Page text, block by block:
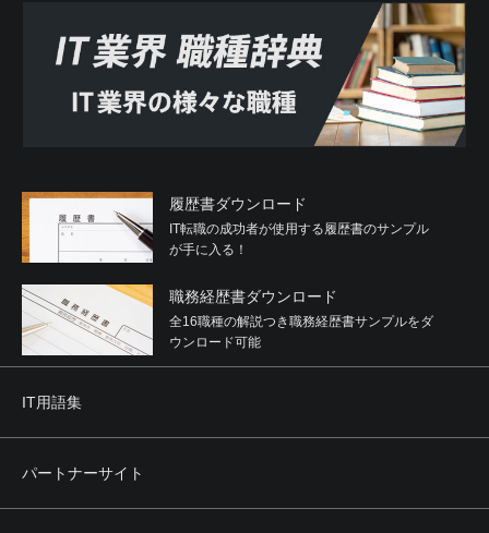
履歴書ダウンロード
IT転職の成功者が使用する履歴書のサンプル
が手に入る！
職務経歴書ダウンロード
全16職種の解説つき職務経歴書サンプルをダ
ウンロード可能
IT用語集
パートナーサイト